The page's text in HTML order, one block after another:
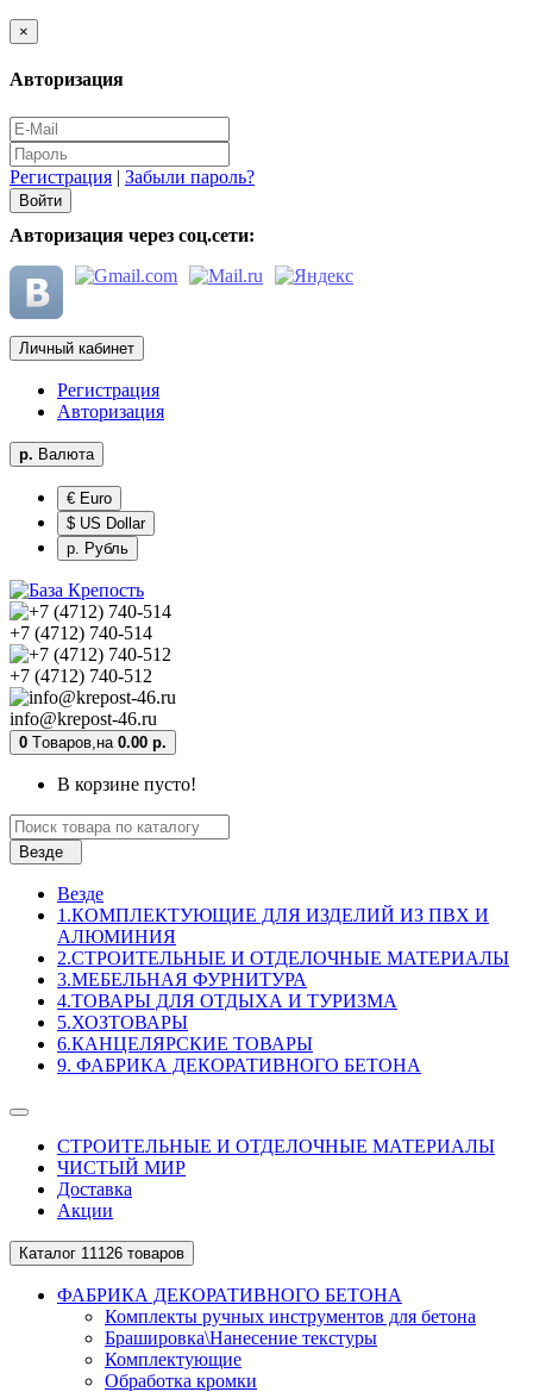
×
Авторизация
Регистрация | Забыли пароль?
Авторизация через соц.сети:
Личный кабинет
Регистрация
Авторизация
р. Валюта
€ Euro
$ US Dollar
р. Рубль
+7 (4712) 740-514
+7 (4712) 740-512
info@krepost-46.ru
0 Tоваров, на 0.00 р.
В корзине пусто!
Везде
Везде
1.КОМПЛЕКТУЮЩИЕ ДЛЯ ИЗДЕЛИЙ ИЗ ПВХ И
АЛЮМИНИЯ
2.СТРОИТЕЛЬНЫЕ И ОТДЕЛОЧНЫЕ МАТЕРИАЛЫ
3.МЕБЕЛЬНАЯ ФУРНИТУРА
4.ТОВАРЫ ДЛЯ ОТДЫХА И ТУРИЗМА
5.ХОЗТОВАРЫ
6.КАНЦЕЛЯРСКИЕ ТОВАРЫ
9. ФАБРИКА ДЕКОРАТИВНОГО БЕТОНА
СТРОИТЕЛЬНЫЕ И ОТДЕЛОЧНЫЕ МАТЕРИАЛЫ
ЧИСТЫЙ МИР
Доставка
Акции
Каталог 11126 товаров
ФАБРИКА ДЕКОРАТИВНОГО БЕТОНА
Комплекты ручных инструментов для бетона
Брашировка\Нанесение текстуры
Комплектующие
Обработка кромки